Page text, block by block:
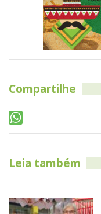
Compartilhe
Leia também